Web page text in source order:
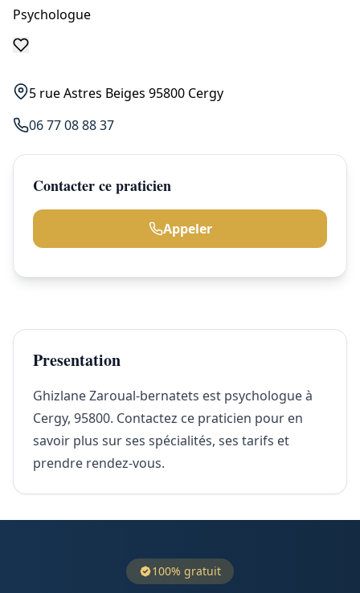
Psychologue
5 rue Astres Beiges 95800 Cergy
06 77 08 88 37
Contacter ce praticien
Appeler
Presentation
Ghizlane Zaroual-bernatets est psychologue à
Cergy, 95800. Contactez ce praticien pour en
savoir plus sur ses spécialités, ses tarifs et
prendre rendez-vous.
100% gratuit